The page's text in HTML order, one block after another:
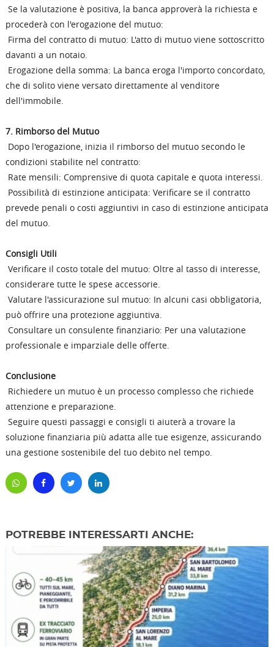
Se la valutazione è positiva, la banca approverà la richiesta e
procederà con l'erogazione del mutuo:
Firma del contratto di mutuo: L'atto di mutuo viene sottoscritto
davanti a un notaio.
Erogazione della somma: La banca eroga l'importo concordato,
che di solito viene versato direttamente al venditore
dell'immobile.
7. Rimborso del Mutuo
Dopo l'erogazione, inizia il rimborso del mutuo secondo le
condizioni stabilite nel contratto:
Rate mensili: Comprensive di quota capitale e quota interessi.
Possibilità di estinzione anticipata: Verificare se il contratto
prevede penali o costi aggiuntivi in caso di estinzione anticipata
del mutuo.
Consigli Utili
Verificare il costo totale del mutuo: Oltre al tasso di interesse,
considerare tutte le spese accessorie.
Valutare l'assicurazione sul mutuo: In alcuni casi obbligatoria,
può offrire una protezione aggiuntiva.
Consultare un consulente finanziario: Per una valutazione
professionale e imparziale delle offerte.
Conclusione
Richiedere un mutuo è un processo complesso che richiede
attenzione e preparazione.
Seguire questi passaggi e consigli ti aiuterà a trovare la
soluzione finanziaria più adatta alle tue esigenze, assicurando
una gestione sostenibile del tuo debito nel tempo.
POTREBBE INTERESSARTI ANCHE: